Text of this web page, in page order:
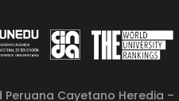
Cayetano Heredia –